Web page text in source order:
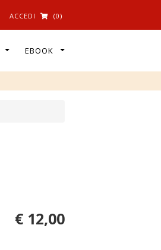
ACCEDI (0)
EBOOK
€ 12,00